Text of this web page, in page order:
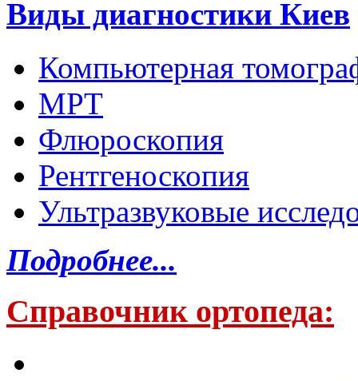
Виды диагностики Киев
Компьютерная
МРТ
Флюроскопия
Рентгеноскопия
Ультразвуковые
Подробнее...
Справочник ортопеда: